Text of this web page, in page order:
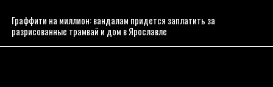
Граффити на миллион: вандалам придется заплатить за
разрисованные трамвай и дом в Ярославле